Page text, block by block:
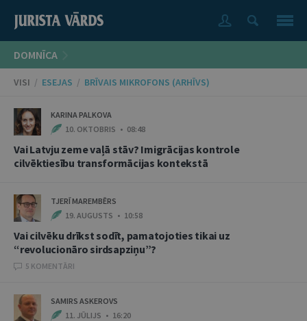
DOMNĪCA
VISI / ESEJAS / BRĪVAIS MIKROFONS (ARHĪVS)
KARINA PALKOVA
10. OKTOBRIS • 08:48
Vai Latvju zeme vaļā stāv? Imigrācijas kontrole
cilvēktiesību transformācijas kontekstā
TJERĪ MAREMBĒRS
19. AUGUSTS • 10:58
Vai cilvēku drīkst sodīt, pamatojoties tikai uz
“revolucionāro sirdsapziņu”?
5 KOMENTĀRI
SAMIRS ASKEROVS
11. JŪLIJS • 16:20